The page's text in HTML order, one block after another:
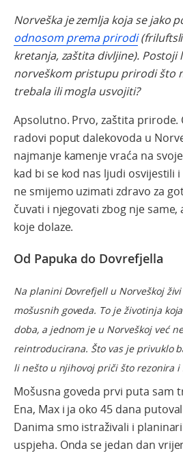
Norveška je zemlja koja se jako
odnosom prema prirodi
kretanja, zaštita divljine). Postoji
norveškom pristupu prirodi što
trebala ili mogla usvojiti?
Apsolutno. Prvo, zaštita prirode.
radovi poput dalekovoda u
najmanje kamenje vraća na
kad bi se kod nas ljudi osvijestili
ne smijemo uzimati zdravo za
čuvati i njegovati zbog nje same,
koje dolaze.
Od Papuka do Dovrefjella
Na planini Dovrefjell u Norveškoj živi
mošusnih goveda. To je životinja
doba, a jednom je u Norveškoj već
reintroducirana. Što vas je privuklo
li nešto u njihovoj priči što rezonira i
Mošusna goveda prvi puta sam
Ena, Max i ja oko 45 dana
Danima smo istraživali i
uspjeha. Onda se jedan dan